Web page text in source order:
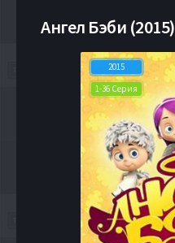
Ангел Бэби (2015)
2015
1-36 Серия